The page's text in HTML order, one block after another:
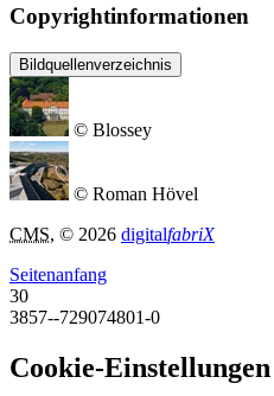
Copyrightinformationen
Bildquellenverzeichnis
© Blossey
© Roman Hövel
CMS, © 2026 digitalfabriX
Seitenanfang
30
3857--729074801-0
Cookie-Einstellungen